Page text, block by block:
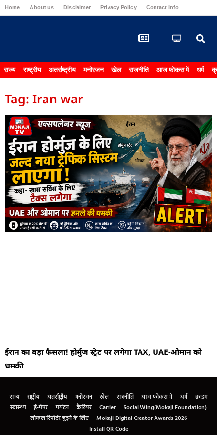
Home About us Disclaimer Privacy Policy Contact Info
राज्य राष्ट्रीय अंतर्राष्ट्रीय मनोरंजन खेल राजनीति आज फोकस में धर्म
Tag: Iran war
ईरान का बड़ा फैसला! होर्मुज स्ट्रेट पर लगेगा TAX, UAE-ओमान को
धमकी
राज्य राष्ट्रीय अंतर्राष्ट्रीय मनोरंजन खेल राजनीति आज फोकस में धर्म
क्राइम
स्वास्थ्य
ई-पेपर पर्यटन कैरियर Carrier
Social Wing(Mokaji Foundation)
लोकल रिपोर्टर जुड़ने के लिए
Mokaji Digital Creator Awards 2026
Install QR Code